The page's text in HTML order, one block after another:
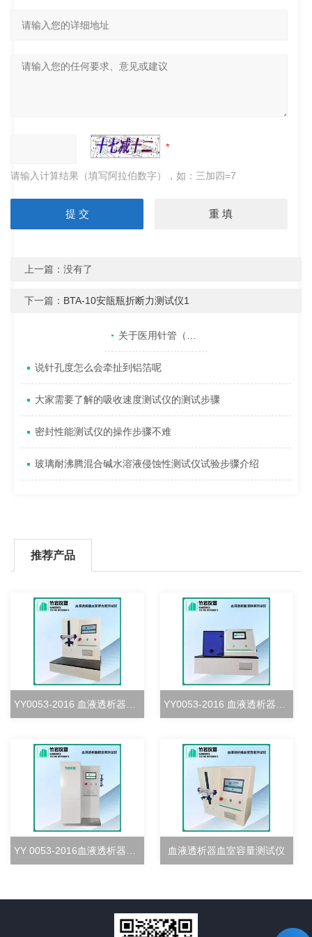
请输入计算结果（填写阿拉伯数字），如：三加四=7
上一篇：没有了
下一篇： BTA-10安瓿瓶折断力测试仪1
相关文章 关于医用针管（针）刚性测试中的几点解释
说针孔度怎么会牵扯到铝箔呢
大家需要了解的吸收速度测试仪的测试步骤
密封性能测试仪的操作步骤不难
玻璃耐沸腾混合碱水溶液侵蚀性测试仪试验步骤介绍
推荐产品
YY0053-2016 血液透析器血室密合度测试仪 YY0053-2016 血液透析器清除率测试仪
YY 0053-2016血液透析器超滤率测试仪 血液透析器血室容量测试仪